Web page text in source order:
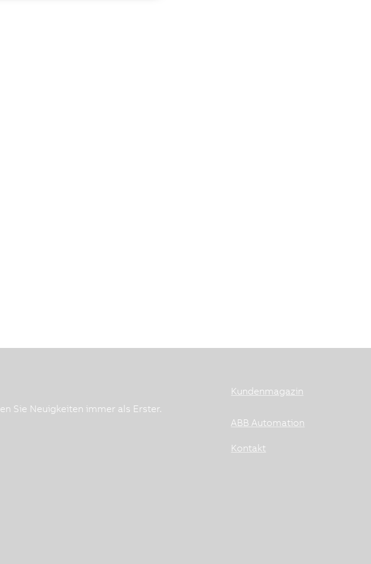
Sie Neuigkeiten immer als Erster.
Kundenmagazin
ABB Automation
Kontakt